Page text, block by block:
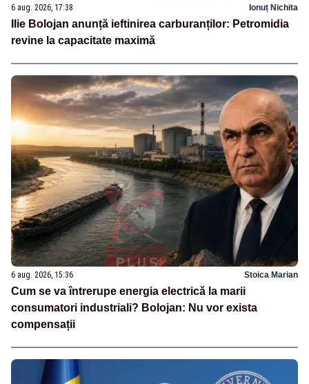
6 aug. 2026, 17:38 Ionuț Nichita
Ilie Bolojan anunță ieftinirea carburanților: Petromidia
revine la capacitate maximă
6 aug. 2026, 15:36 Stoica Marian
Cum se va întrerupe energia electrică la marii
consumatori industriali? Bolojan: Nu vor exista
compensații